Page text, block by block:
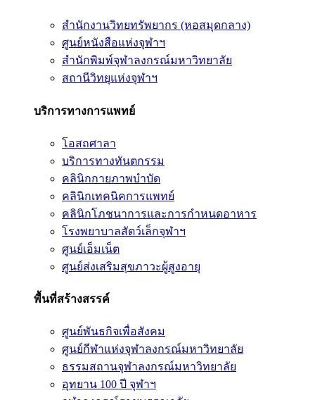
สำนักงานวิทยทรัพยากร (หอสมุดกลาง)
ศูนย์หนังสือแห่งจุฬาฯ
สำนักพิมพ์จุฬาลงกรณ์มหาวิทยาลัย
สถานีวิทยุแห่งจุฬาฯ
บริการทางการแพทย์
โอสถศาลา
บริการทางทันตกรรม
คลินิกกายภาพบำบัด
คลินิกเทคนิคการแพทย์
คลินิกโภชนาการและการกำหนดอาหาร
โรงพยาบาลสัตว์เล็กจุฬาฯ
ศูนย์เอ็มเน็ต
ศูนย์ส่งเสริมสุขภาวะผู้สูงอายุ
พื้นที่สร้างสรรค์
ศูนย์พันธกิจเพื่อสังคม
ศูนย์กีฬาแห่งจุฬาลงกรณ์มหาวิทยาลัย
ธรรมสถานจุฬาลงกรณ์มหาวิทยาลัย
อุทยาน 100 ปี จุฬาฯ